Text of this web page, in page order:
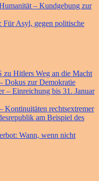
– Kundgebung zur
Für Asyl, gegen politische
Hitlers Weg an die Macht
Dokus zur Demokratie
– Einreichung bis 31. Januar
Kontinuitäten rechtsextremer
am Beispiel des
Wann, wenn nicht